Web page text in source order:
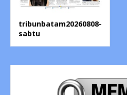
tribunbatam20260808-
sabtu